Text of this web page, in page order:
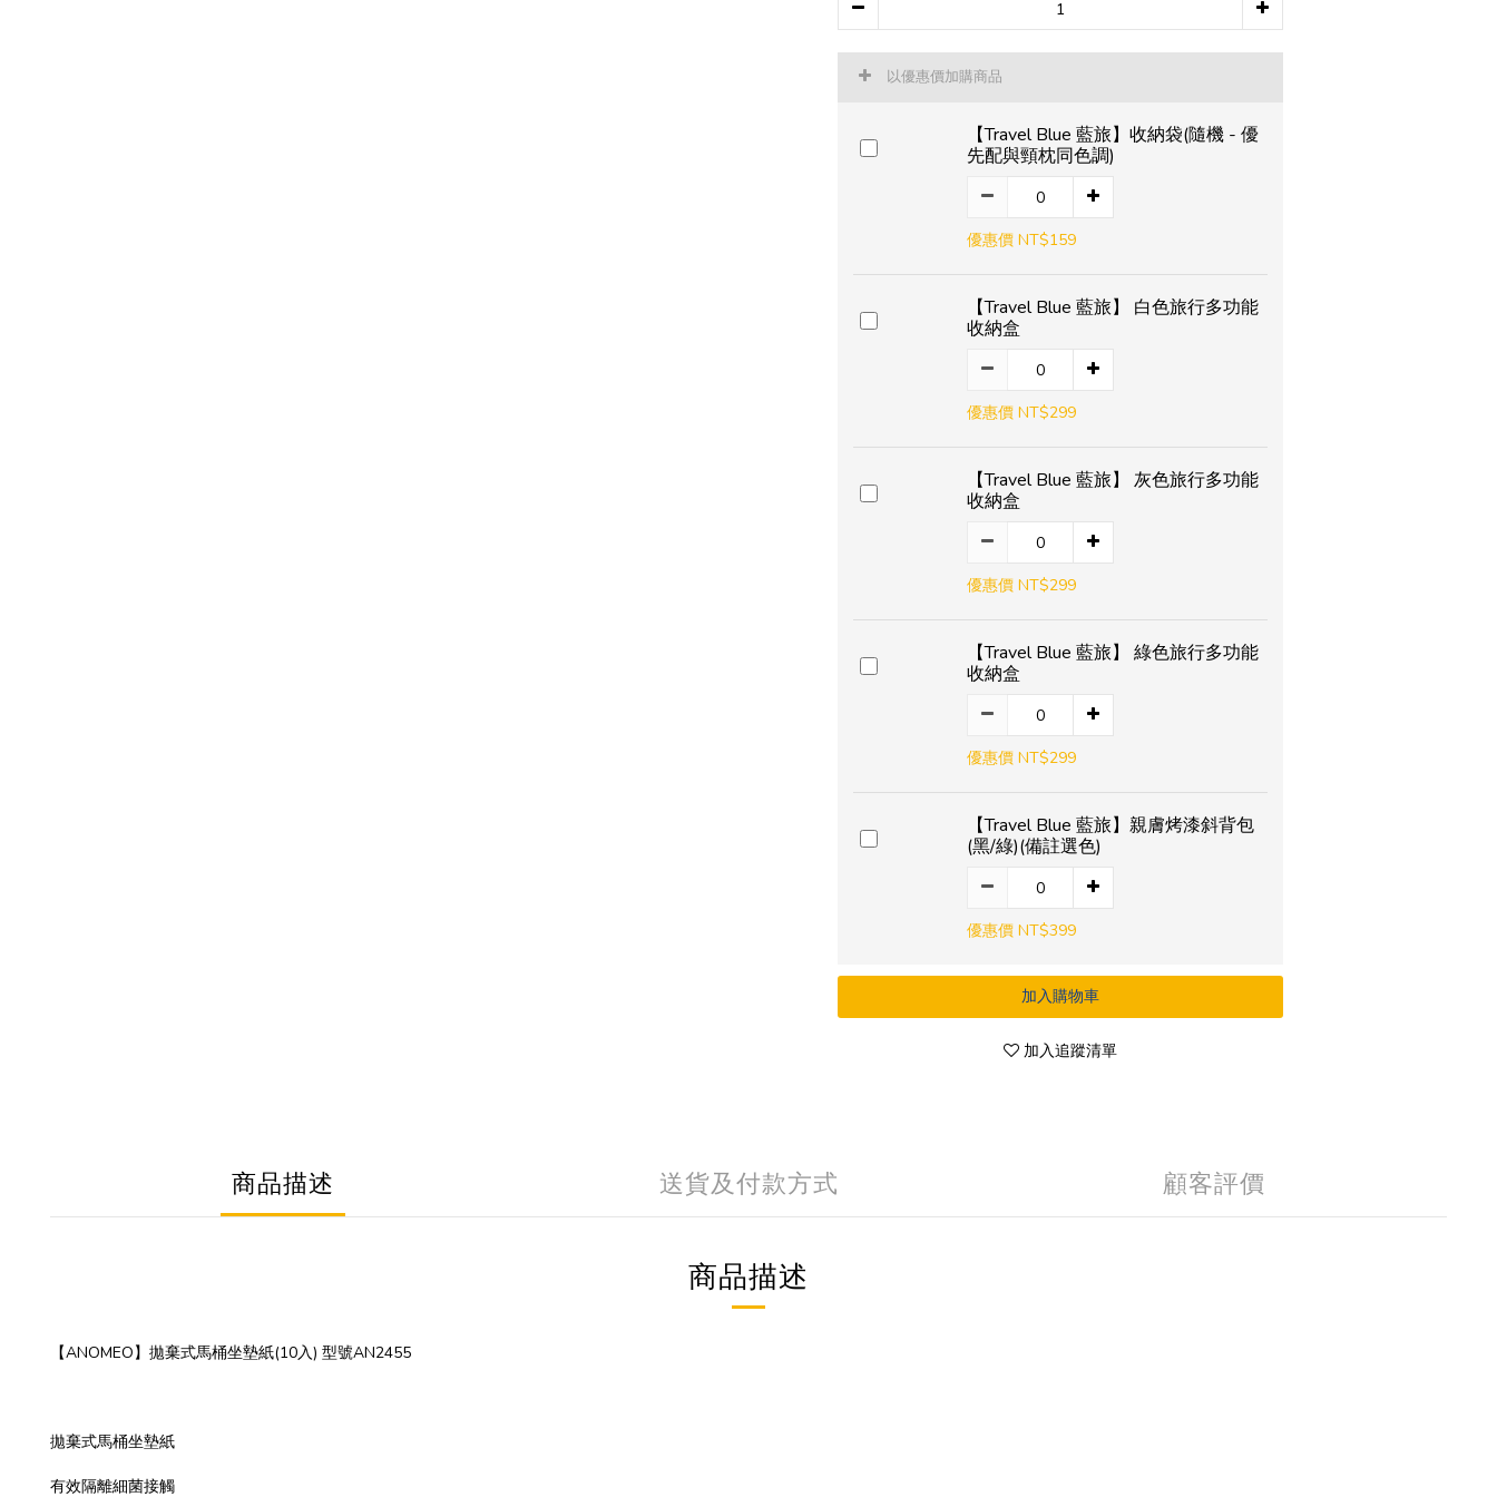
以優惠價加購商品
【Travel Blue 藍旅】收納袋(隨機 - 優
先配與頸枕同色調)
優惠價 NT$159
【Travel Blue 藍旅】 白色旅行多功能
收納盒
優惠價 NT$299
【Travel Blue 藍旅】 灰色旅行多功能
收納盒
優惠價 NT$299
【Travel Blue 藍旅】 綠色旅行多功能
收納盒
優惠價 NT$299
【Travel Blue 藍旅】親膚烤漆斜背包
(黑/綠)(備註選色)
優惠價 NT$399
加入購物車
加入追蹤清單
商品描述 送貨及付款方式 顧客評價
商品描述
【ANOMEO】拋棄式馬桶坐墊紙(10入) 型號AN2455
拋棄式馬桶坐墊紙
有效隔離細菌接觸